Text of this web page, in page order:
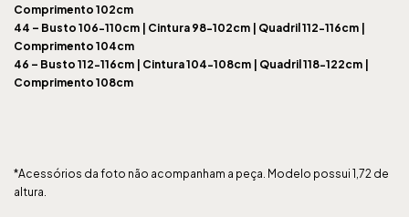
Comprimento 102cm
44 – Busto 106-110cm | Cintura 98-102cm | Quadril 112-116cm |
Comprimento 104cm
46 – Busto 112-116cm | Cintura 104-108cm | Quadril 118-122cm |
Comprimento 108cm
*Acessórios da foto não acompanham a peça. Modelo possui 1,72 de
altura.